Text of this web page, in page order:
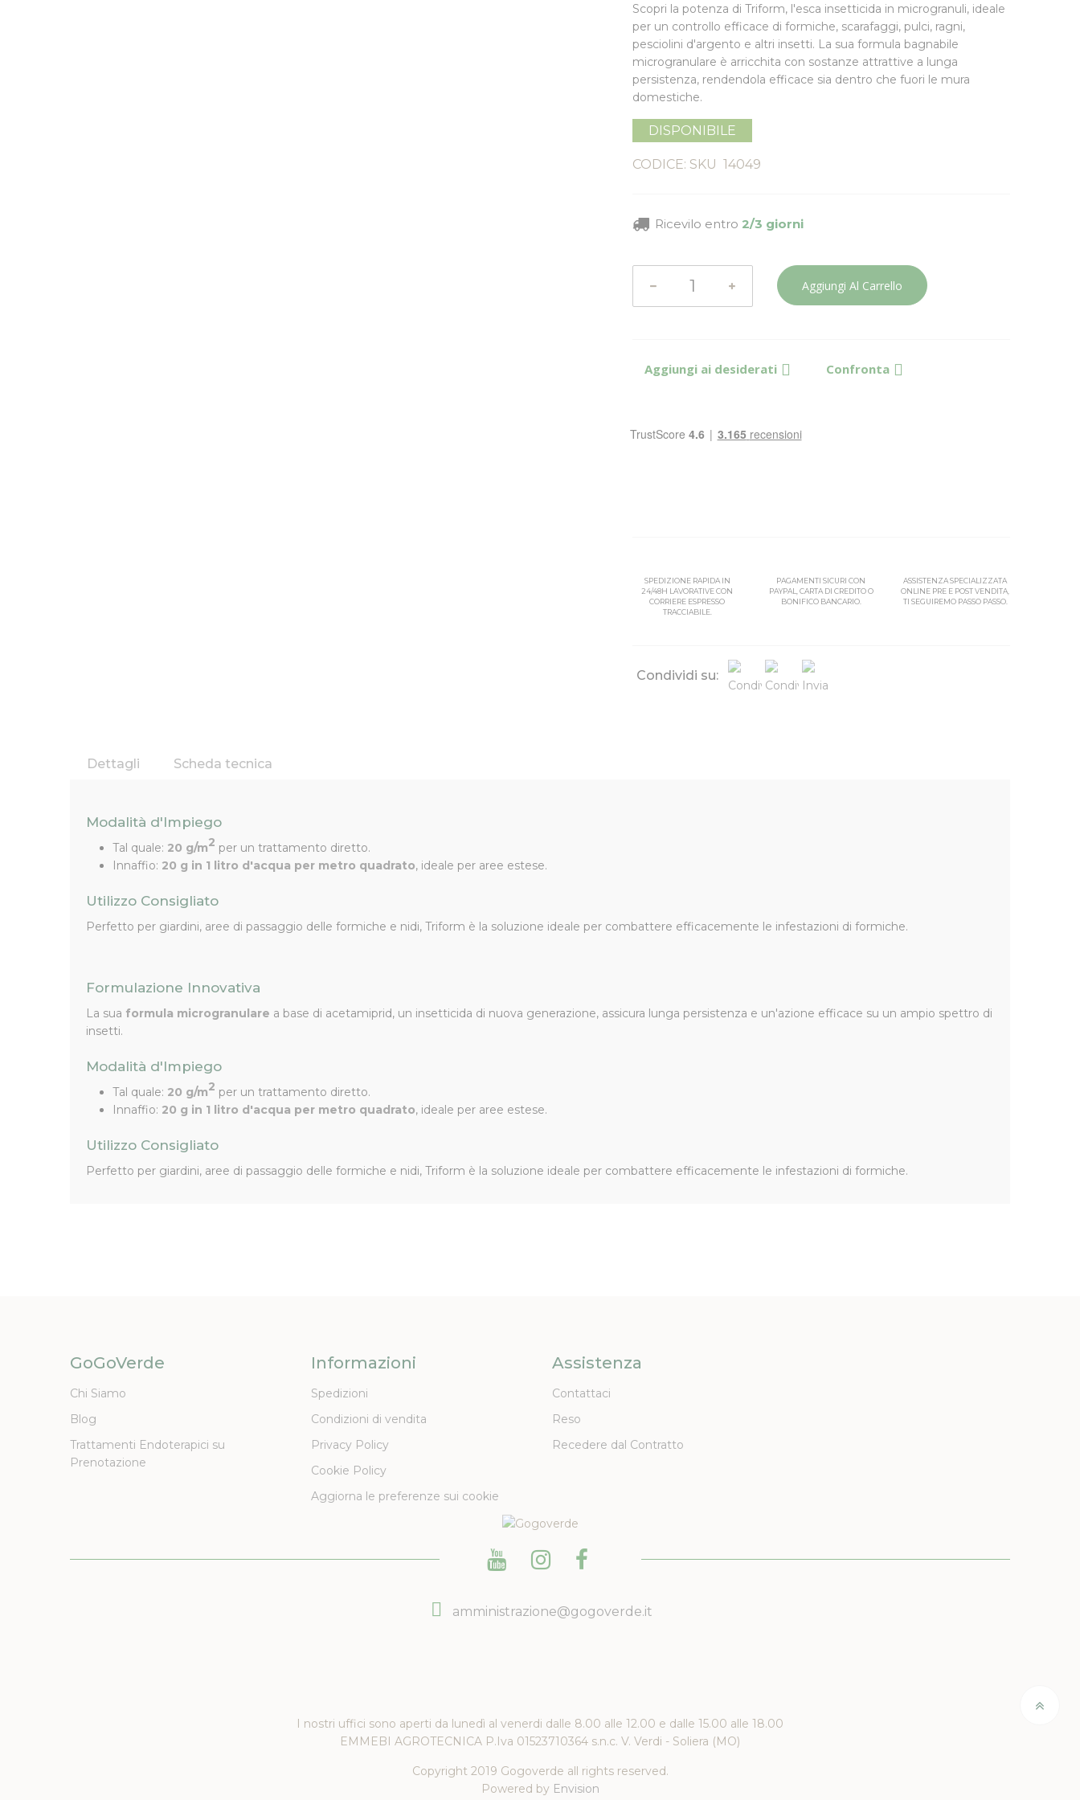
Scopri la potenza di Triform, l'esca insetticida in microgranuli, ideale
per un controllo efficace di formiche, scarafaggi, pulci, ragni,
pesciolini d'argento e altri insetti. La sua formula bagnabile
microgranulare è arricchita con sostanze attrattive a lunga
persistenza, rendendola efficace sia dentro che fuori le mura
domestiche.
DISPONIBILE
CODICE: SKU 14049
Ricevilo entro 2/3 giorni
Aggiungi Al Carrello
Aggiungi ai desiderati Confronta
SPEDIZIONE RAPIDA IN
24/48H LAVORATIVE CON
CORRIERE ESPRESSO
TRACCIABILE.
PAGAMENTI SICURI CON
PAYPAL, CARTA DI CREDITO O
BONIFICO BANCARIO.
ASSISTENZA SPECIALIZZATA
ONLINE PRE E POST VENDITA,
TI SEGUIREMO PASSO PASSO.
Condividi su:
Dettagli
Triform
La suaformula bagnabile microgranulareè arricchita con sostanze attrattive a lunga persistenza, rendendola efficace sia dentro che fuori le mura domestiche.
Ampio spettro d'azione:Attivo sia per ingestione che per contatto, garantendo risultati eccellenti.
Formulazione Innovativa
La sua formula microgranulare a base di acetamiprid, un insetticida di nuova generazione, assicura lunga persistenza e un'azione efficace su un ampio spettro di
insetti.
Modalità d'Impiego
Tal quale: 20 g/m2 per un trattamento diretto.
Innaffio: 20 g in 1 litro d'acqua per metro quadrato, ideale per aree estese.
Utilizzo Consigliato
Perfetto per giardini, aree di passaggio delle formiche e nidi, Triform è la soluzione ideale per combattere efficacemente le infestazioni di formiche.
Scheda tecnica
Modalità d'Impiego
Tal quale: 20 g/m2 per un trattamento diretto.
Innaffio: 20 g in 1 litro d'acqua per metro quadrato, ideale per aree estese.
Utilizzo Consigliato
Perfetto per giardini, aree di passaggio delle formiche e nidi, Triform è la soluzione ideale per combattere efficacemente le infestazioni di formiche.
GoGoVerde
Chi Siamo
Blog
Trattamenti Endoterapici su
Prenotazione
Informazioni
Spedizioni
Condizioni di vendita
Privacy Policy
Cookie Policy
Aggiorna le preferenze sui cookie
Assistenza
Contattaci
Reso
Recedere dal Contratto
amministrazione@gogoverde.it
I nostri uffici sono aperti da lunedì al venerdi dalle 8.00 alle 12.00 e dalle 15.00 alle 18.00
EMMEBI AGROTECNICA P.Iva 01523710364 s.n.c. V. Verdi - Soliera (MO)
Copyright 2019 Gogoverde all rights reserved.
Powered by Envision